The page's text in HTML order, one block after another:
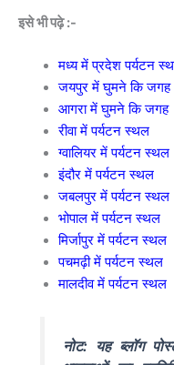
इसे भी पढ़े :-
मध्य में प्रदेश पर्यटन
जयपुर में घुमने कि जगह
आगरा में घुमने कि जगह
रीवा में पर्यटन स्थल
ग्वालियर में पर्यटन स्थल
इंदौर में पर्यटन स्थल
जबलपुर में पर्यटन स्थल
भोपाल में पर्यटन स्थल
मिर्जापुर में पर्यटन स्थल
पचमढ़ी में पर्यटन स्थल
मालदीव में पर्यटन स्थल
नोट: यह ब्लॉग